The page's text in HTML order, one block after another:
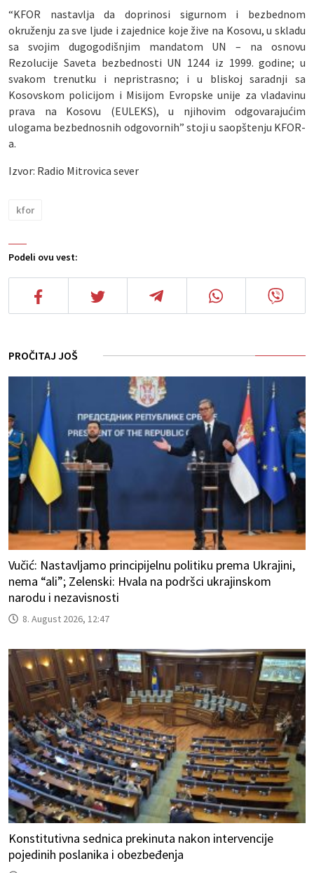
Podeli ovu vest:
“KFOR nastavlja da doprinosi sigurnom i bezbednom
okruženju za sve ljude i zajednice koje žive na Kosovu, u skladu
sa svojim dugogodišnjim mandatom UN – na osnovu
Rezolucije Saveta bezbednosti UN 1244 iz 1999. godine; u
svakom trenutku i nepristrasno; i u bliskoj saradnji sa
Kosovskom policijom i Misijom Evropske unije za vladavinu
prava na Kosovu (EULEKS), u njihovim odgovarajućim
ulogama bezbednosnih odgovornih” stoji u saopštenju KFOR-
a.
Izvor: Radio Mitrovica sever
kfor
PROČITAJ JOŠ
Vučić: Nastavljamo principijelnu politiku prema Ukrajini,
nema “ali”; Zelenski: Hvala na podršci ukrajinskom
narodu i nezavisnosti
8. August 2026, 12:47
Konstitutivna sednica prekinuta nakon intervencije
pojedinih poslanika i obezbeđenja